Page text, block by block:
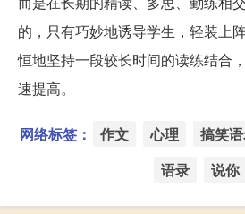
的，只有巧妙地诱导学生，轻装上
恒地坚持一段较长时间的读练结合
速提高。
网络标签： 作文 心理 搞笑
语录
说你